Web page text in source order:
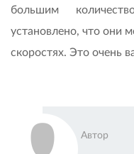
большим
установлено, что они
скоростях. Это очень
Автор